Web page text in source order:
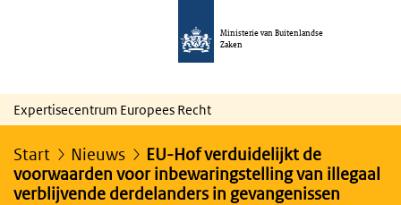
Ministerie van Buitenlandse
Zaken
Expertisecentrum Europees Recht
Start Nieuws
EU-Hof verduidelijkt de
voorwaarden voor inbewaringstelling van illegaal
verblijvende derdelanders in gevangenissen